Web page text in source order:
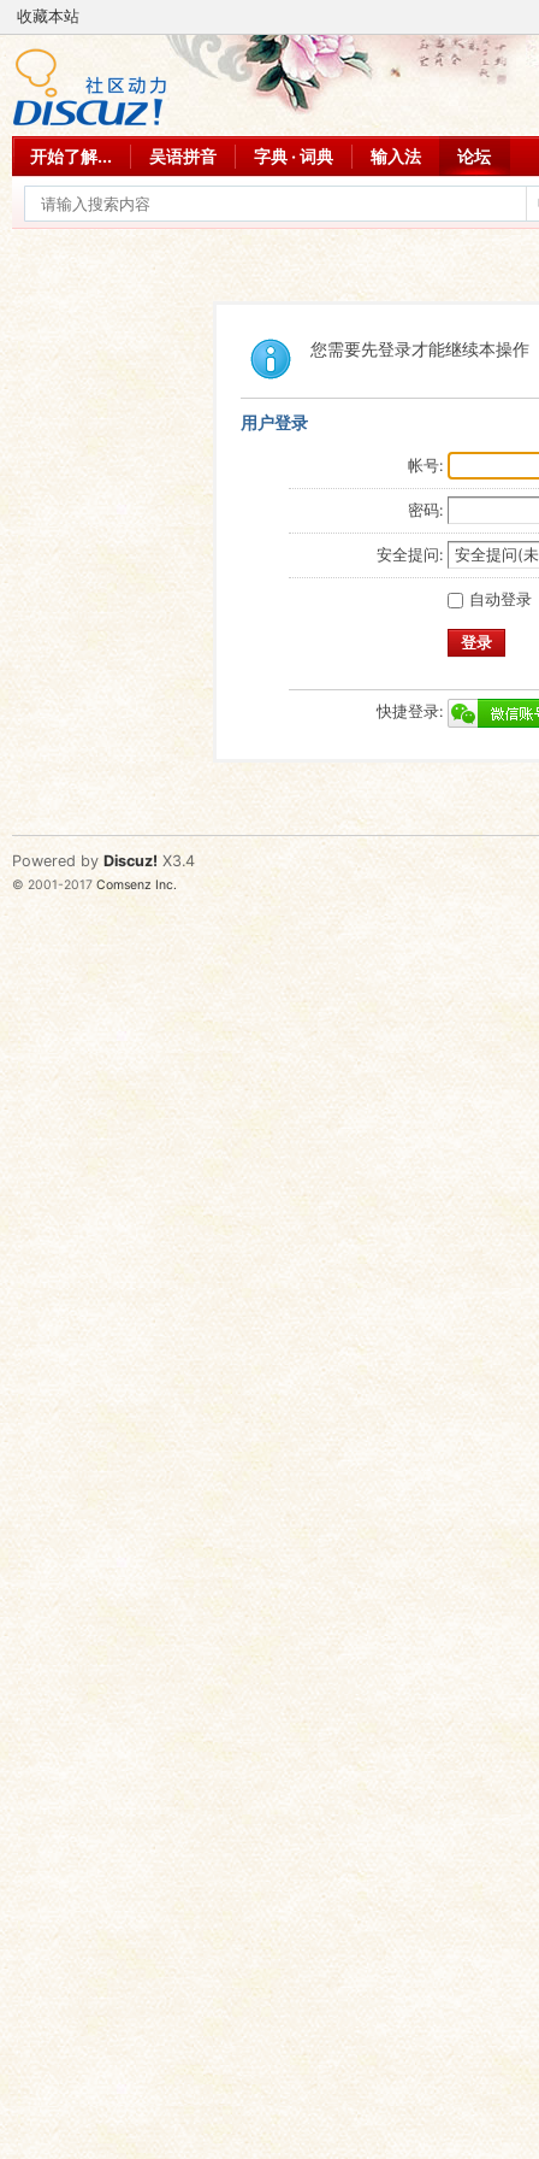
收藏本站
开始了解... 吴语拼音 字典 · 词典 输入法 论坛
您需要先登录才能继续本操作
用户登录
帐号:
密码:
安全提问:
自动登录
登录
快捷登录:
Powered by Discuz! X3.4
© 2001-2017 Comsenz Inc.